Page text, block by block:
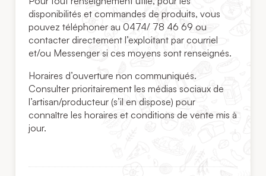
disponibilités et commandes de produits, vous
pouvez téléphoner au 0474/ 78 46 69 ou
contacter directement l’exploitant par courriel
et/ou Messenger si ces moyens sont renseignés.
Horaires d’ouverture non communiqués.
Consulter prioritairement les médias sociaux de
l’artisan/producteur (s’il en dispose) pour
connaître les horaires et conditions de vente mis à
jour.